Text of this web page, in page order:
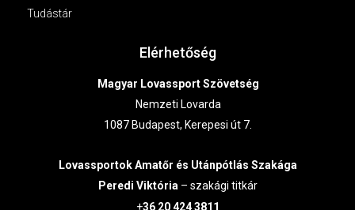
Tudástár
Elérhetőség
Magyar Lovassport Szövetség
Nemzeti Lovarda
1087 Budapest, Kerepesi út 7.
LovassportokAmatőr és Utánpótlás Szakága
Peredi Viktória – szakági titkár
+36 20 424 3811